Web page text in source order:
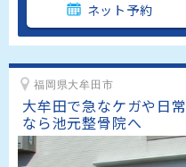
ネット予約
福岡県大牟田市
大牟田で急なケガや日
なら池元整骨院へ